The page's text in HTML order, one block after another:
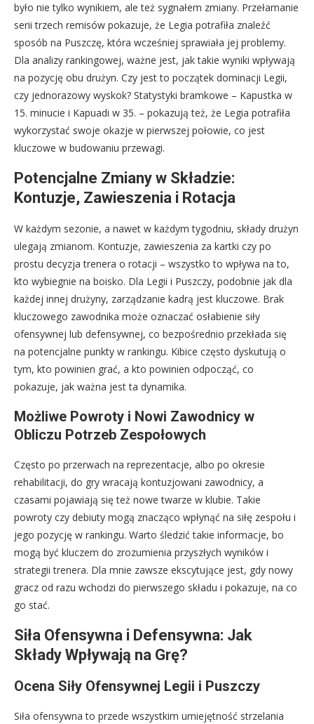
było nie tylko wynikiem, ale też sygnałem zmiany. Przełamanie
serii trzech remisów pokazuje, że Legia potrafiła znaleźć
sposób na Puszczę, która wcześniej sprawiała jej problemy.
Dla analizy rankingowej, ważne jest, jak takie wyniki wpływają
na pozycję obu drużyn. Czy jest to początek dominacji Legii,
czy jednorazowy wyskok? Statystyki bramkowe – Kapustka w
15. minucie i Kapuadi w 35. – pokazują też, że Legia potrafiła
wykorzystać swoje okazje w pierwszej połowie, co jest
kluczowe w budowaniu przewagi.
Potencjalne Zmiany w Składzie:
Kontuzje, Zawieszenia i Rotacja
W każdym sezonie, a nawet w każdym tygodniu, składy drużyn
ulegają zmianom. Kontuzje, zawieszenia za kartki czy po
prostu decyzja trenera o rotacji – wszystko to wpływa na to,
kto wybiegnie na boisko. Dla Legii i Puszczy, podobnie jak dla
każdej innej drużyny, zarządzanie kadrą jest kluczowe. Brak
kluczowego zawodnika może oznaczać osłabienie siły
ofensywnej lub defensywnej, co bezpośrednio przekłada się
na potencjalne punkty w rankingu. Kibice często dyskutują o
tym, kto powinien grać, a kto powinien odpocząć, co
pokazuje, jak ważna jest ta dynamika.
Możliwe Powroty i Nowi Zawodnicy w
Obliczu Potrzeb Zespołowych
Często po przerwach na reprezentacje, albo po okresie
rehabilitacji, do gry wracają kontuzjowani zawodnicy, a
czasami pojawiają się też nowe twarze w klubie. Takie
powroty czy debiuty mogą znacząco wpłynąć na siłę zespołu i
jego pozycję w rankingu. Warto śledzić takie informacje, bo
mogą być kluczem do zrozumienia przyszłych wyników i
strategii trenera. Dla mnie zawsze ekscytujące jest, gdy nowy
gracz od razu wchodzi do pierwszego składu i pokazuje, na co
go stać.
Siła Ofensywna i Defensywna: Jak
Składy Wpływają na Grę?
Ocena Siły Ofensywnej Legii i Puszczy
Siła ofensywna to przede wszystkim umiejętność strzelania